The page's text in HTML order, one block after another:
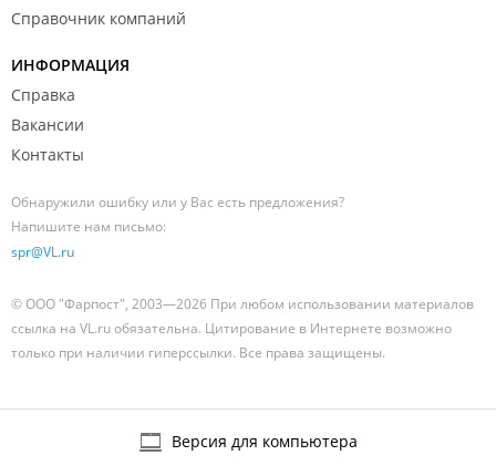
Справочник компаний
ИНФОРМАЦИЯ
Справка
Вакансии
Контакты
Обнаружили ошибку или у Вас есть предложения?
Напишите нам письмо:
spr@VL.ru
© ООО "Фарпост", 2003—2026 При любом использовании материалов
ссылка на VL.ru обязательна. Цитирование в Интернете возможно
только при наличии гиперссылки. Все права защищены.
Версия для компьютера